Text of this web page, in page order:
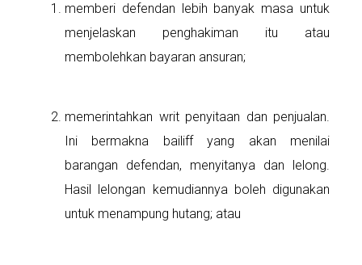
memberi defendan lebih banyak masa untuk
menjelaskan penghakiman itu atau
membolehkan bayaran ansuran;
memerintahkan writ penyitaan dan penjualan.
Ini bermakna bailiff yang akan menilai
barangan defendan, menyitanya dan lelong.
Hasil lelongan kemudiannya boleh digunakan
untuk menampung hutang; atau